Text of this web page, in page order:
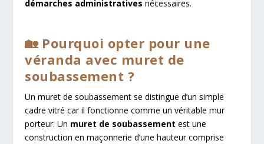
démarches administratives nécessaires.
🏡 Pourquoi opter pour une
véranda avec muret de
soubassement ?
Un muret de soubassement se distingue d’un simple
cadre vitré car il fonctionne comme un véritable mur
porteur. Un muret de soubassement est une
construction en maçonnerie d’une hauteur comprise